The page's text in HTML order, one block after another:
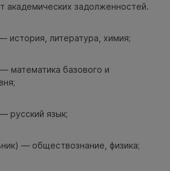
академических задолженностей.
история, литература, химия;
математика базового и
русский язык;
— обществознание, физика;